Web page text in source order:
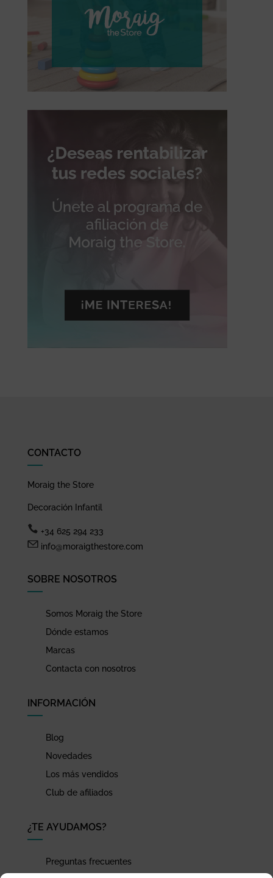
CONTACTO
Moraig the Store
Decoración Infantil
+34 625 294 233
info@moraigthestore.com
SOBRE NOSOTROS
Somos Moraig the Store
Dónde estamos
Marcas
Contacta con nosotros
INFORMACIÓN
Blog
Novedades
Los más vendidos
Club de afiliados
¿TE AYUDAMOS?
Preguntas frecuentes